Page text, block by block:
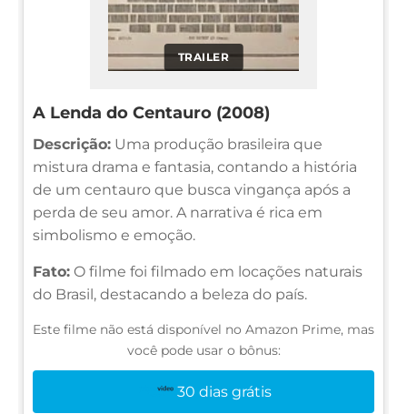
TRAILER
A Lenda do Centauro (2008)
Descrição: Uma produção brasileira que
mistura drama e fantasia, contando a história
de um centauro que busca vingança após a
perda de seu amor. A narrativa é rica em
simbolismo e emoção.
Fato: O filme foi filmado em locações naturais
do Brasil, destacando a beleza do país.
Este filme não está disponível no Amazon Prime, mas
você pode usar o bônus:
30 dias grátis